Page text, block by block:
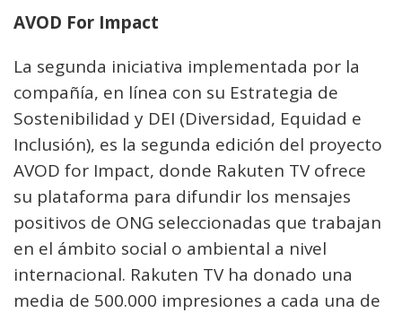
AVOD For Impact
La segunda iniciativa implementada por la
compañía, en línea con su Estrategia de
Sostenibilidad y DEI (Diversidad, Equidad e
Inclusión), es la segunda edición del proyecto
AVOD for Impact, donde Rakuten TV ofrece
su plataforma para difundir los mensajes
positivos de ONG seleccionadas que trabajan
en el ámbito social o ambiental a nivel
internacional. Rakuten TV ha donado una
media de 500.000 impresiones a cada una de